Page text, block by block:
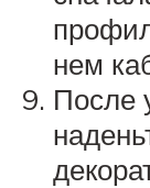
нем
После